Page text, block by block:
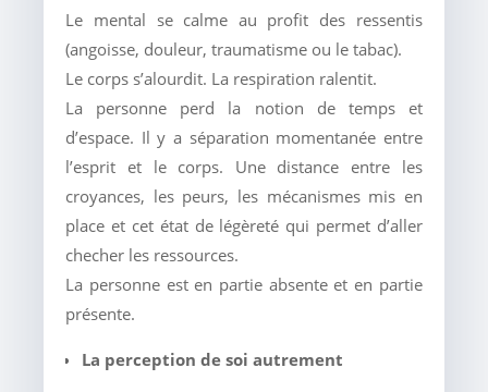
Le mental se calme au profit des ressentis
(angoisse, douleur, traumatisme ou le tabac).
Le corps s’alourdit. La respiration ralentit.
La personne perd la notion de temps et
d’espace. Il y a séparation momentanée entre
l’esprit et le corps. Une distance entre les
croyances, les peurs, les mécanismes mis en
place et cet état de légèreté qui permet d’aller
checher les ressources.
La personne est en partie absente et en partie
présente.
La perception de soi autrement